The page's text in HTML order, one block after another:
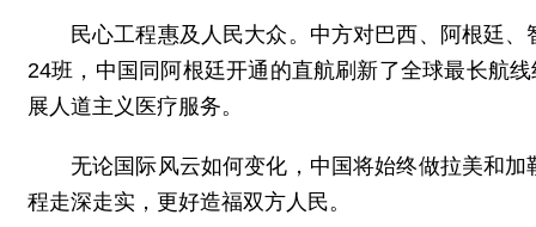
民心工程惠及人民大众。中方对巴西、阿根廷
24班，中国同阿根廷开通的直航刷新了全球最长航
展人道主义医疗服务。
无论国际风云如何变化，中国将始终做拉美和
程走深走实，更好造福双方人民。